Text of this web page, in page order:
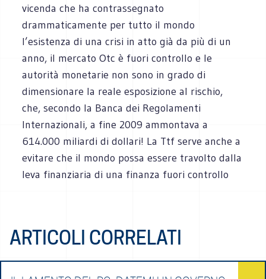
vicenda che ha contrassegnato
drammaticamente per tutto il mondo
l’esistenza di una crisi in atto già da più di un
anno, il mercato Otc è fuori controllo e le
autorità monetarie non sono in grado di
dimensionare la reale esposizione al rischio,
che, secondo la Banca dei Regolamenti
Internazionali, a fine 2009 ammontava a
614.000 miliardi di dollari! La Ttf serve anche a
evitare che il mondo possa essere travolto dalla
leva finanziaria di una finanza fuori controllo
ARTICOLI CORRELATI